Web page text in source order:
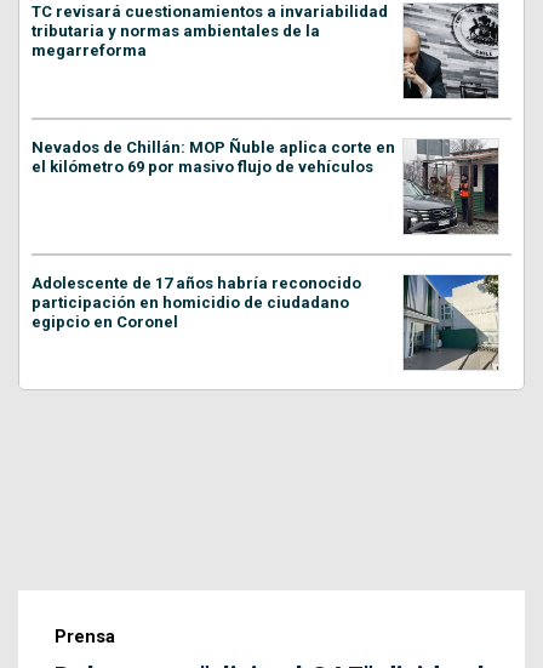
TC revisará cuestionamientos a invariabilidad
tributaria y normas ambientales de la
megarreforma
Nevados de Chillán: MOP Ñuble aplica corte en
el kilómetro 69 por masivo flujo de vehículos
Adolescente de 17 años habría reconocido
participación en homicidio de ciudadano
egipcio en Coronel
Prensa